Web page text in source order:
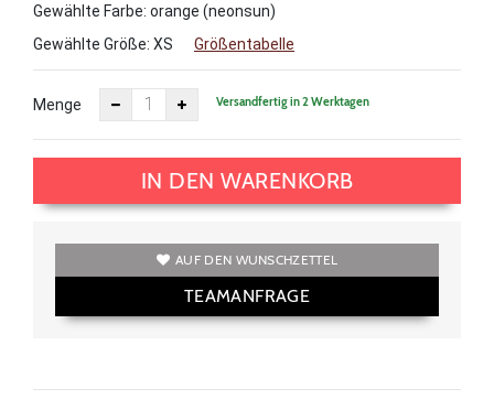
Gewählte Farbe: orange (neonsun)
Gewählte Größe: XS Größentabelle
Menge Versandfertig in 2 Werktagen
IN DEN WARENKORB
AUF DEN WUNSCHZETTEL
TEAMANFRAGE